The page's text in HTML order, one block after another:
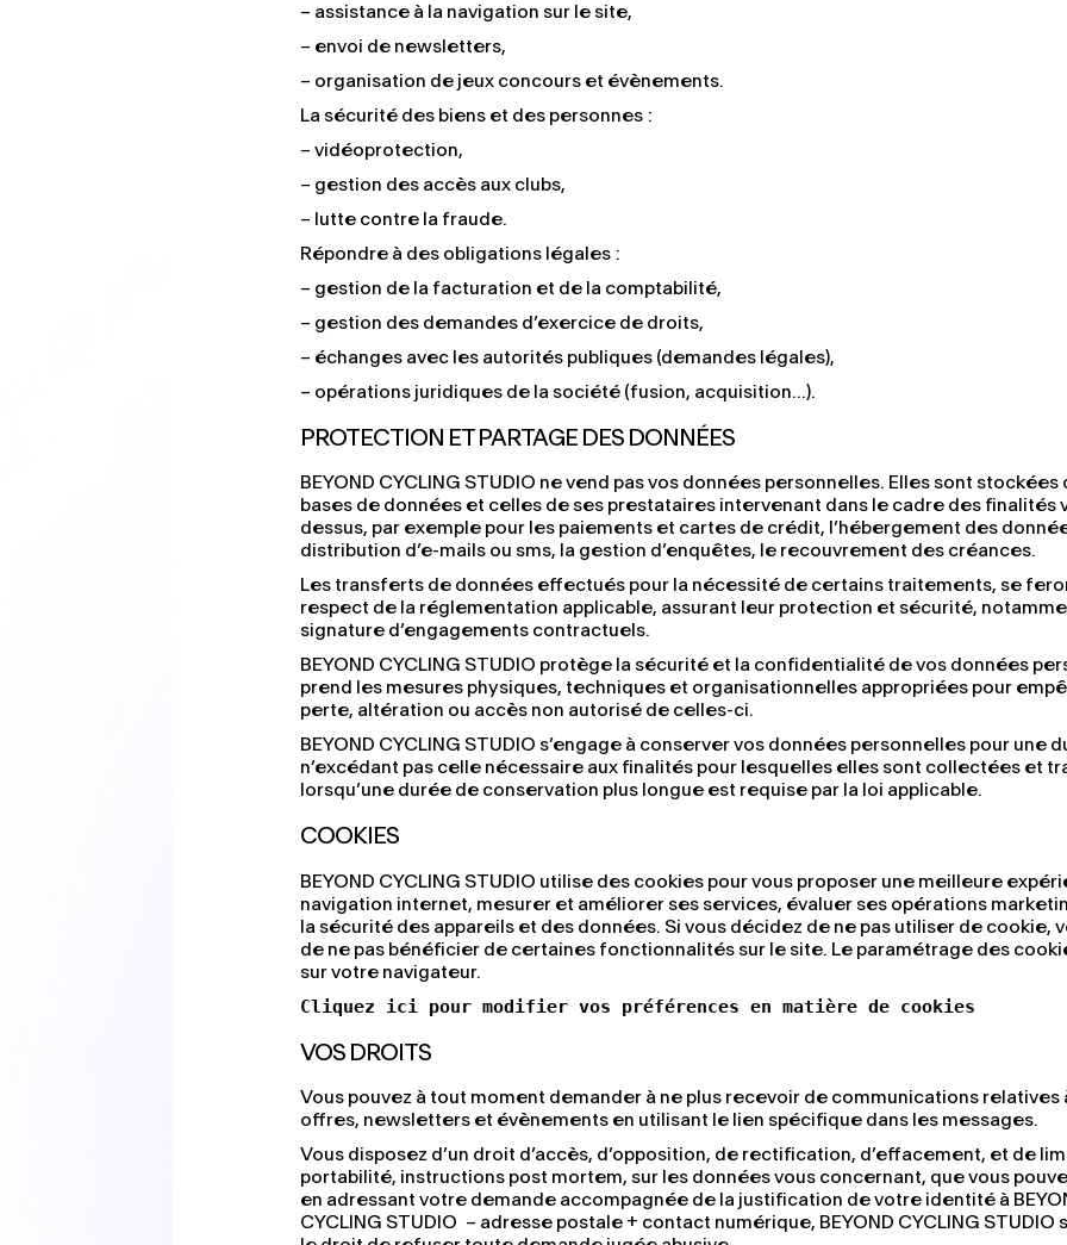
– assistance à la navigation sur le site,
– envoi de newsletters,
– organisation de jeux concours et évènements.
La sécurité des biens et des personnes :
– vidéoprotection,
– gestion des accès aux clubs,
– lutte contre la fraude.
Répondre à des obligations légales :
– gestion de la facturation et de la comptabilité,
– gestion des demandes d’exercice de droits,
– échanges avec les autorités publiques (demandes légales),
– opérations juridiques de la société (fusion, acquisition…).
PROTECTION ET PARTAGE DES DONNÉES
BEYOND CYCLING STUDIO ne vend pas vos données personnelles. Elles sont stockées
bases de données et celles de ses prestataires intervenant dans le cadre des finalités
dessus, par exemple pour les paiements et cartes de crédit, l’hébergement des
distribution d’e-mails ou sms, la gestion d’enquêtes, le recouvrement des créances.
Les transferts de données effectués pour la nécessité de certains traitements, se
respect de la réglementation applicable, assurant leur protection et sécurité,
signature d’engagements contractuels.
BEYOND CYCLING STUDIO protège la sécurité et la confidentialité de vos données
prend les mesures physiques, techniques et organisationnelles appropriées pour
perte, altération ou accès non autorisé de celles-ci.
BEYOND CYCLING STUDIO s’engage à conserver vos données personnelles pour une
n’excédant pas celle nécessaire aux finalités pour lesquelles elles sont collectées et
lorsqu’une durée de conservation plus longue est requise par la loi applicable.
COOKIES
BEYOND CYCLING STUDIO utilise des cookies pour vous proposer une meilleure
navigation internet, mesurer et améliorer ses services, évaluer ses opérations
la sécurité des appareils et des données. Si vous décidez de ne pas utiliser de cookie,
de ne pas bénéficier de certaines fonctionnalités sur le site. Le paramétrage des
sur votre navigateur.
Cliquez ici pour modifier vos préférences en matière de cookies
VOS DROITS
Vous pouvez à tout moment demander à ne plus recevoir de communications relatives
offres, newsletters et évènements en utilisant le lien spécifique dans les messages.
Vous disposez d’un droit d’accès, d’opposition, de rectification, d’effacement, et de
portabilité, instructions post mortem, sur les données vous concernant, que vous
en adressant votre demande accompagnée de la justification de votre identité à
CYCLING STUDIO – adresse postale + contact numérique, BEYOND CYCLING STUDIO